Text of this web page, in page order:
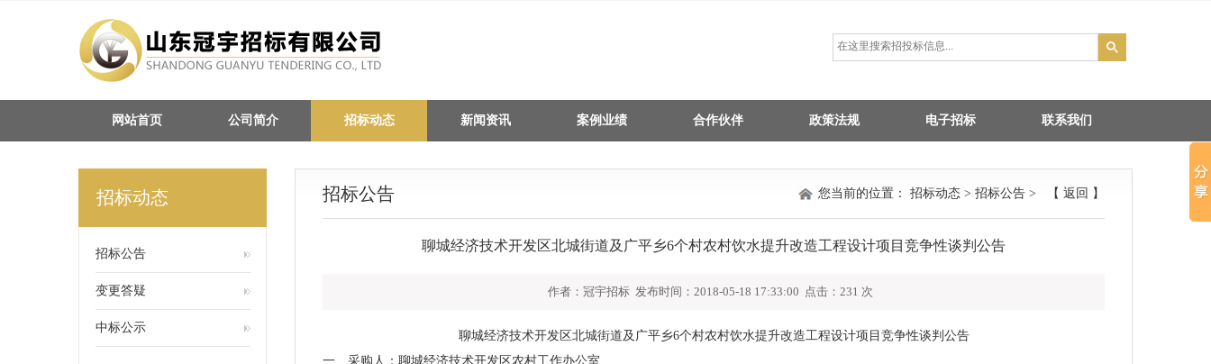
网站首页 公司简介 招标动态 新闻资讯 案例业绩 合作伙伴 政策法规 电子招标 联系我们
招标动态
招标公告
变更答疑
中标公示
您当前的位置： 招标动态 > 招标公告 > 【 返回 】
招标公告
聊城经济技术开发区北城街道及广平乡6个村农村饮水提升改造工程设计项目竞争性谈判公告
作者：冠宇招标 发布时间：2018-05-18 17:33:00 点击： 231 次
聊城经济技术开发区北城街道及广平乡6个村农村饮水提升改造工程设计项目竞争性谈判公告
一、采购人：聊城经济技术开发区农村工作办公室